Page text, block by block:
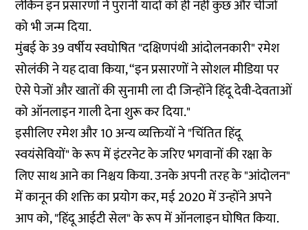
लेकिन इन प्रसारणों ने पुरानी यादों को ही नहीं कुछ और चीजों
को भी जन्म दिया.
मुंबई के 39 वर्षीय स्वघोषित "दक्षिणपंथी आंदोलनकारी" रमेश
सोलंकी ने यह दावा किया, “इन प्रसारणों ने सोशल मीडिया पर
ऐसे पेजों और खातों की सुनामी ला दी जिन्होंने हिंदू देवी-देवताओं
को ऑनलाइन गाली देना शुरू कर दिया."
इसीलिए रमेश और 10 अन्य व्यक्तियों ने "चिंतित हिंदू
स्वयंसेवियों" के रूप में इंटरनेट के जरिए भगवानों की रक्षा के
लिए साथ आने का निश्चय किया. उनके अपनी तरह के "आंदोलन"
में कानून की शक्ति का प्रयोग कर, मई 2020 में उन्होंने अपने
आप को, "हिंदू आईटी सेल" के रूप में ऑनलाइन घोषित किया.